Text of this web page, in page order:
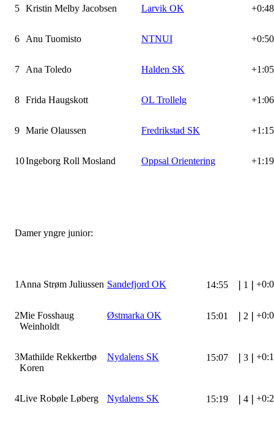
5 Kristin Melby Jacobsen Larvik OK +0:48
6 Anu Tuomisto NTNUI +0:50
7 Ana Toledo Halden SK +1:05
8 Frida Haugskott OL Trollelg +1:06
9 Marie Olaussen Fredrikstad SK +1:15
10Ingeborg Roll Mosland Oppsal Orientering +1:19
Damer yngre junior:
1 Anna Strøm Juliussen Sandefjord OK 14:55 1
2Mie Fosshaug
Weinholdt
Østmarka OK 15:01 2
3Mathilde Rekkertbø
Koren
Nydalens SK 15:07 3
4Live Robøle Løberg Nydalens SK 15:19 4